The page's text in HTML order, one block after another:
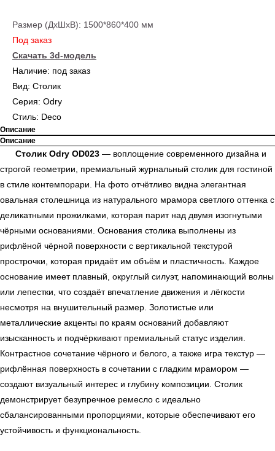
Размер (ДxШxВ): 1500*860*400 мм
Под заказ
Скачать 3d-модель
Наличие: под заказ
Вид: Столик
Серия: Odry
Стиль: Deco
Описание
Описание
Столик Odry OD023 — воплощение современного дизайна и
строгой геометрии, премиальный журнальный столик для гостиной
в стиле контемпорари. На фото отчётливо видна элегантная
овальная столешница из натурального мрамора светлого оттенка с
деликатными прожилками, которая парит над двумя изогнутыми
чёрными основаниями. Основания столика выполнены из
рифлёной чёрной поверхности с вертикальной текстурой
прострочки, которая придаёт им объём и пластичность. Каждое
основание имеет плавный, округлый силуэт, напоминающий волны
или лепестки, что создаёт впечатление движения и лёгкости
несмотря на внушительный размер. Золотистые или
металлические акценты по краям оснований добавляют
изысканность и подчёркивают премиальный статус изделия.
Контрастное сочетание чёрного и белого, а также игра текстур —
рифлённая поверхность в сочетании с гладким мрамором —
создают визуальный интерес и глубину композиции. Столик
демонстрирует безупречное ремесло с идеально
сбалансированными пропорциями, которые обеспечивают его
устойчивость и функциональность.